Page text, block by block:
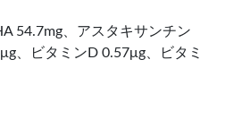
54.7mg、アスタキサンチン
、ビタミンD 0.57μg、ビタミ